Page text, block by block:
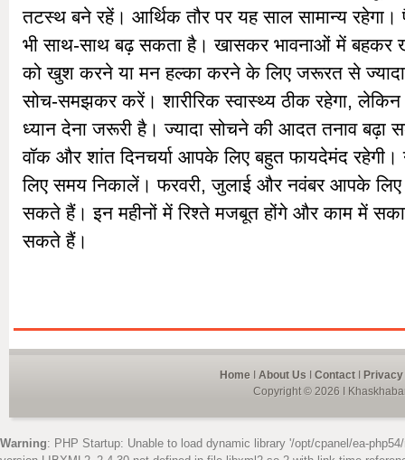
तटस्थ बने रहें। आर्थिक तौर पर यह साल सामान्य
भी साथ-साथ बढ़ सकता है। खासकर भावनाओं में बहकर
को खुश करने या मन हल्का करने के लिए जरूरत से
सोच-समझकर करें। शारीरिक स्वास्थ्य ठीक रहेगा,
ध्यान देना जरूरी है। ज्यादा सोचने की आदत तनाव बढ़ा
वॉक और शांत दिनचर्या आपके लिए बहुत फायदेमंद
लिए समय निकालें। फरवरी, जुलाई और नवंबर आपके
सकते हैं। इन महीनों में रिश्ते मजबूत होंगे और काम में
सकते हैं।
Home About Us Contact
Copyright © 2026 I
Warning: PHP Startup: Unable to load dynamic library '/opt/cpanel/ea-